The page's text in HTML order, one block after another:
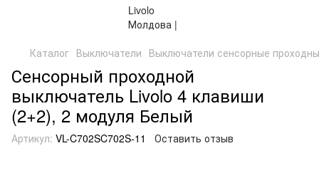
Каталог Выключатели Выключатели сенсорные
Сенсорный проходной
выключатель Livolo 4 клавиши
(2+2), 2 модуля Белый
Артикул: VL-C702SC702S-11 Оставить отзыв